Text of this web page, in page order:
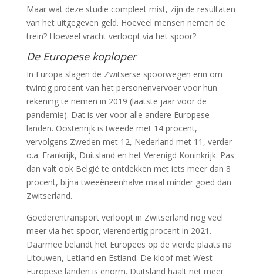
Maar wat deze studie compleet mist, zijn de resultaten
van het uitgegeven geld. Hoeveel mensen nemen de
trein? Hoeveel vracht verloopt via het spoor?
De Europese koploper
In Europa slagen de Zwitserse spoorwegen erin om
twintig procent van het personenvervoer voor hun
rekening te nemen in 2019 (laatste jaar voor de
pandemie). Dat is ver voor alle andere Europese
landen. Oostenrijk is tweede met 14 procent,
vervolgens Zweden met 12, Nederland met 11, verder
o.a. Frankrijk, Duitsland en het Verenigd Koninkrijk. Pas
dan valt ook België te ontdekken met iets meer dan 8
procent, bijna tweeëneenhalve maal minder goed dan
Zwitserland.
Goederentransport verloopt in Zwitserland nog veel
meer via het spoor, vierendertig procent in 2021.
Daarmee belandt het Europees op de vierde plaats na
Litouwen, Letland en Estland. De kloof met West-
Europese landen is enorm. Duitsland haalt net meer